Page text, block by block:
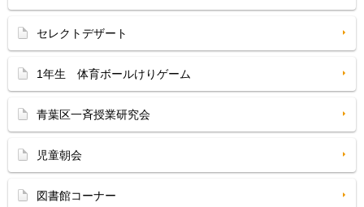
セレクトデザート
1年生 体育ボールけりゲーム
青葉区一斉授業研究会
児童朝会
図書館コーナー